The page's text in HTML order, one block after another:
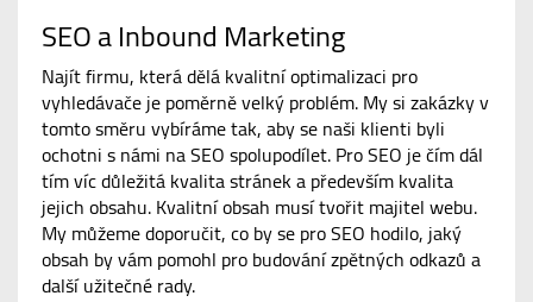
SEO a Inbound Marketing
Najít firmu, která dělá kvalitní optimalizaci pro
vyhledávače je poměrně velký problém. My si zakázky v
tomto směru vybíráme tak, aby se naši klienti byli
ochotni s námi na SEO spolupodílet. Pro SEO je čím dál
tím víc důležitá kvalita stránek a především kvalita
jejich obsahu. Kvalitní obsah musí tvořit majitel webu.
My můžeme doporučit, co by se pro SEO hodilo, jaký
obsah by vám pomohl pro budování zpětných odkazů a
další užitečné rady.